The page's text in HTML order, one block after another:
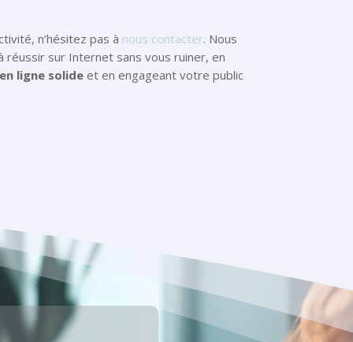
n’hésitez pas à nous contacter. Nous
réussir sur Internet sans vous ruiner, en
ligne solide et en engageant votre public